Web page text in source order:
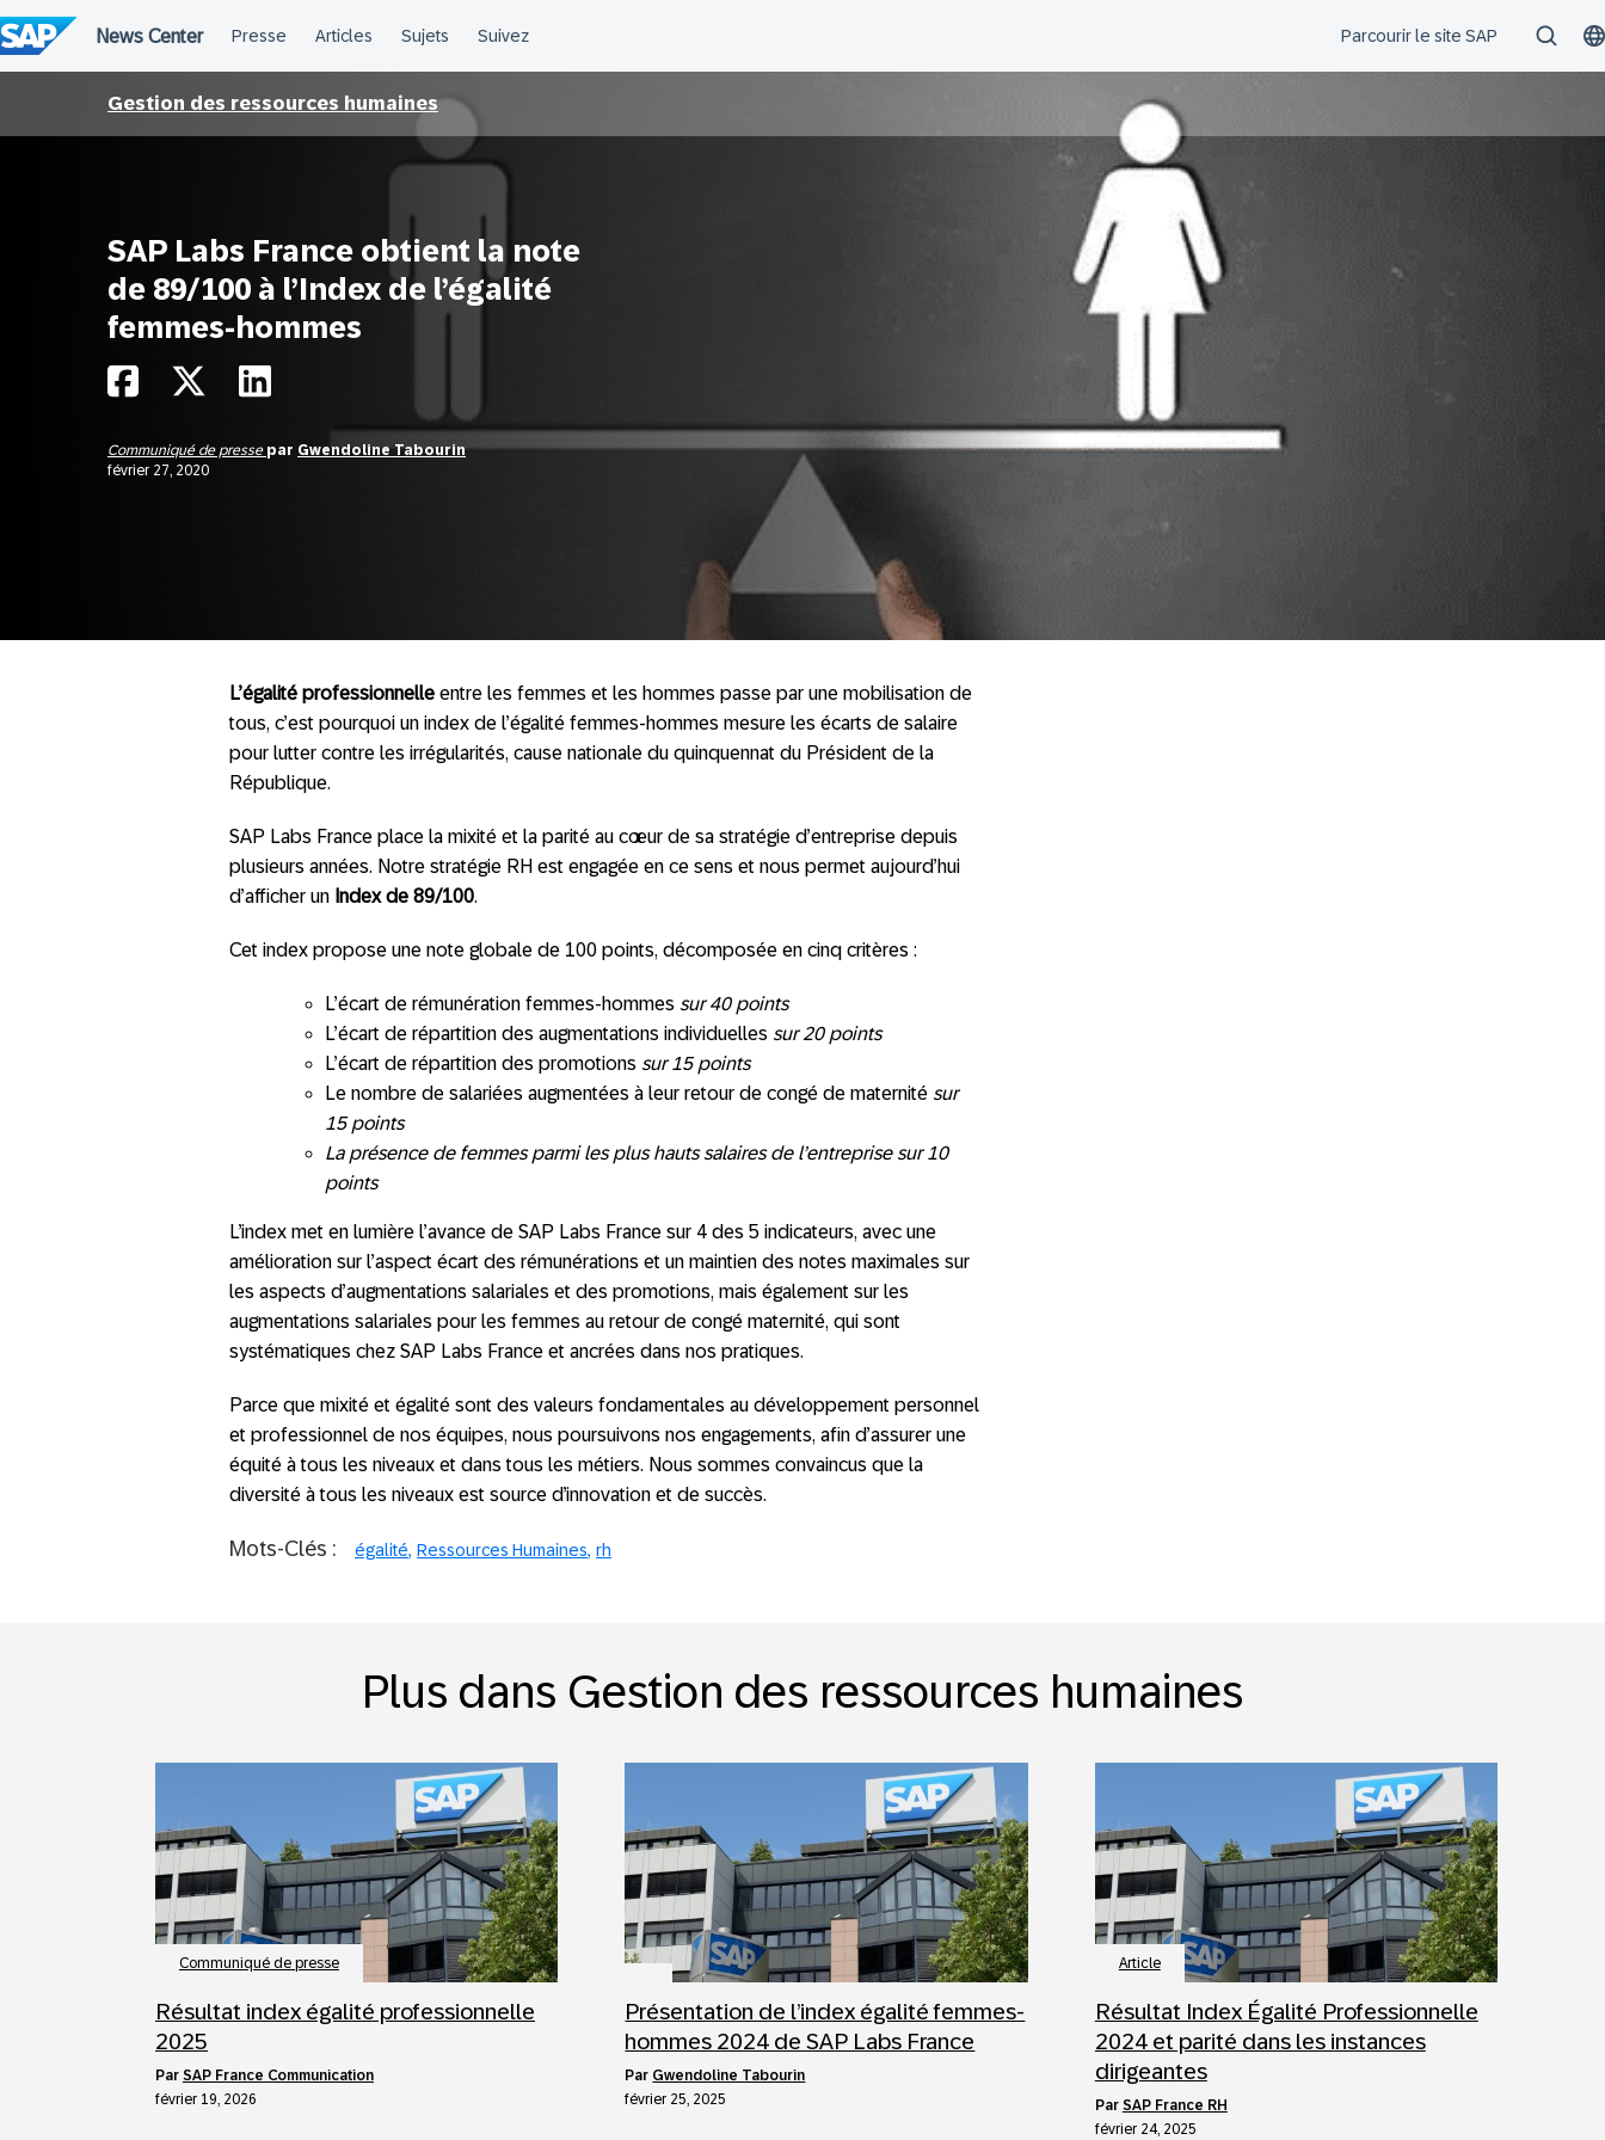
au
contenu
Gestion des ressources humaines
SAP Labs France obtient la note
de 89/100 à l’Index de l’égalité
femmes-hommes
Communiqué de presse par Gwendoline Tabourin
février 27, 2020
L’égalité professionnelle entre les femmes et les hommes passe par une mobilisation de
tous, c’est pourquoi un index de l’égalité femmes-hommes mesure les écarts de salaire
pour lutter contre les irrégularités, cause nationale du quinquennat du Président de la
République.
SAP Labs France place la mixité et la parité au cœur de sa stratégie d’entreprise depuis
plusieurs années. Notre stratégie RH est engagée en ce sens et nous permet aujourd’hui
d’afficher un Index de 89/100.
Cet index propose une note globale de 100 points, décomposée en cinq critères :
L’écart de rémunération femmes-hommes sur 40 points
L’écart de répartition des augmentations individuelles sur 20 points
L’écart de répartition des promotions sur 15 points
Le nombre de salariées augmentées à leur retour de congé de maternité sur
15 points
La présence de femmes parmi les plus hauts salaires de l’entreprise sur 10
points
L’index met en lumière l’avance de SAP Labs France sur 4 des 5 indicateurs, avec une
amélioration sur l’aspect écart des rémunérations et un maintien des notes maximales sur
les aspects d’augmentations salariales et des promotions, mais également sur les
augmentations salariales pour les femmes au retour de congé maternité, qui sont
systématiques chez SAP Labs France et ancrées dans nos pratiques.
Parce que mixité et égalité sont des valeurs fondamentales au développement personnel
et professionnel de nos équipes, nous poursuivons nos engagements, afin d’assurer une
équité à tous les niveaux et dans tous les métiers. Nous sommes convaincus que la
diversité à tous les niveaux est source d’innovation et de succès.
Mots-Clés : égalité Ressources Humaines rh
Plus dans Gestion des ressources humaines
Communiqué de presse
Résultat index égalité professionnelle
2025
par SAP France Communication
février 19, 2026
Présentation de l’index égalité femmes-
hommes 2024 de SAP Labs France
par Gwendoline Tabourin
février 25, 2025
Article
Résultat Index Égalité Professionnelle
2024 et parité dans les instances
dirigeantes
par SAP France RH
février 24, 2025